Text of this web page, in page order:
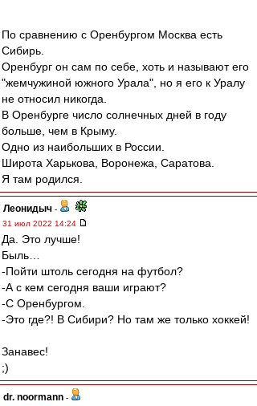
По сравнению с Оренбургом Москва есть
Сибирь.
Оренбург он сам по себе, хоть и называют его
"жемчужиной южного Урала", но я его к Уралу
не относил никогда.
В Оренбурге число солнечных дней в году
больше, чем в Крыму.
Одно из наибольших в России.
Широта Харькова, Воронежа, Саратова.
Я там родился.
Леонидыч -
31 июл 2022 14:24
Да. Это лучше!
Быль…
-Пойти штоль сегодня на футбол?
-А с кем сегодня ваши играют?
-С Оренбургом.
-Это где?! В Сибири? Но там же только хоккей!
Занавес!
;)
dr. noormann -